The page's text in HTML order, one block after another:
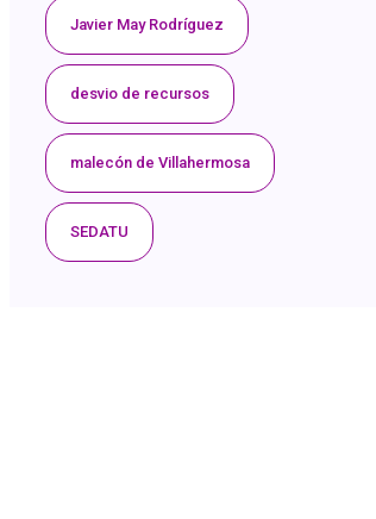
Javier May Rodríguez
desvio de recursos
malecón de Villahermosa
SEDATU